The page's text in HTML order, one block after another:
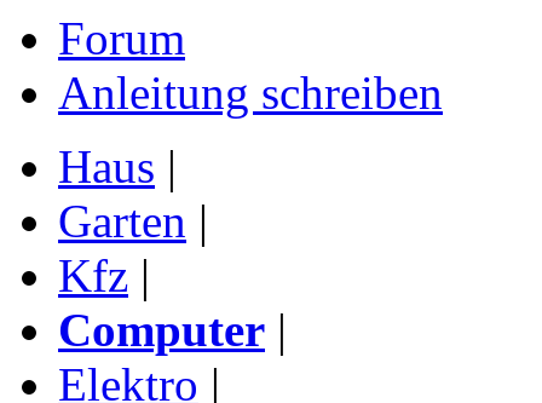
Forum
Anleitung schreiben
Haus |
Garten |
Kfz |
Computer |
Elektro |